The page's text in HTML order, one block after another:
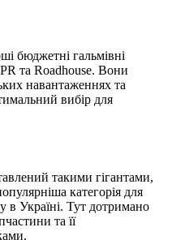
бюджетні гальмівні
та Roadhouse. Вони
навантаженнях та
вибір для
такими гігантами,
категорія для
в Україні. Тут дотримано
та її